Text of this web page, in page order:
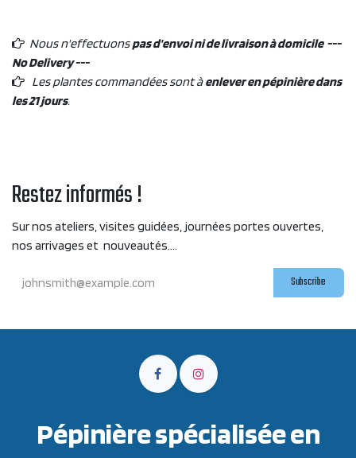
Nous n'effectuonspas d'envoi ni de livraison à domicile ---
No Delivery ---
Les plantes commandées sont àenlever en pépinière dans
les 21 jours.
Restez informés !
Sur nos ateliers, visites guidées, journées portes ouvertes,
nos arrivages et nouveautés....
Subscribe
Pépinière spécialisée en